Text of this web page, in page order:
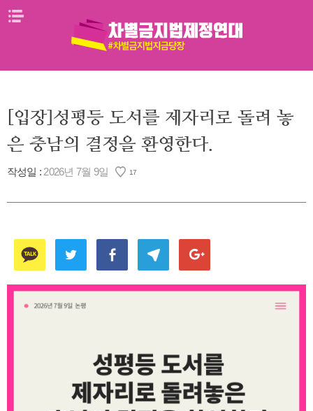
Skip
[입장]성평등 도서를 제자리로 돌려 놓
은 충남의 결정을 환영한다.
작성일 : 2026년 7월 9일 17